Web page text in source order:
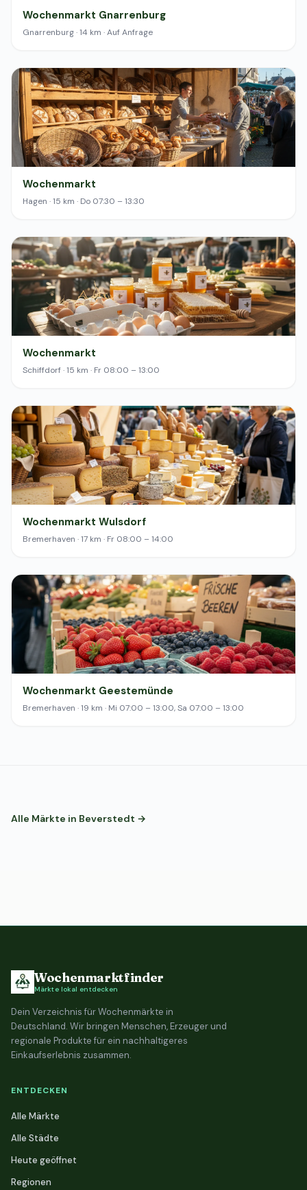
Wochenmarkt Gnarrenburg
Gnarrenburg · 14 km · Auf Anfrage
Wochenmarkt
Hagen · 15 km · Do 07:30 – 13:30
Wochenmarkt
Schiffdorf · 15 km · Fr 08:00 – 13:00
Wochenmarkt Wulsdorf
Bremerhaven · 17 km · Fr 08:00 – 14:00
Wochenmarkt Geestemünde
Bremerhaven · 19 km · Mi 07:00 – 13:00, Sa 07:00 – 13:00
Alle Märkte in Beverstedt →
Wochenmarktfinder
Märkte lokal entdecken
Dein Verzeichnis für Wochenmärkte in
Deutschland. Wir bringen Menschen, Erzeuger und
regionale Produkte für ein nachhaltigeres
Einkaufserlebnis zusammen.
ENTDECKEN
Alle Märkte
Alle Städte
Heute geöffnet
Regionen